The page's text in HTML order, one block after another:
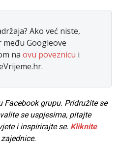
Ako već niste,
Googleove
na ovu poveznicu i
grupu. Pridružite se
se uspjesima, pitajte
i inspirirajte se. Kliknite